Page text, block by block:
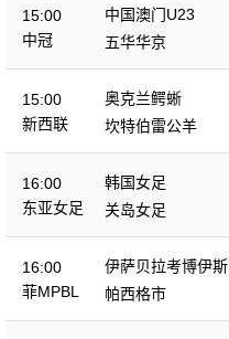
15:00
中冠
中国澳门U23
五华华京
15:00
新西联
奥克兰鳄蜥
坎特伯雷公羊
16:00
东亚女足
韩国女足
关岛女足
16:00
菲MPBL
伊萨贝拉考博伊斯
帕西格市